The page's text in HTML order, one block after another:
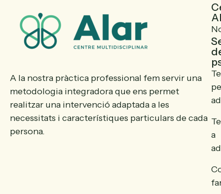
A la nostra pràctica professional fem servir una
metodologia integradora que ens permet
realitzar una intervenció adaptada a les
necessitats i característiques particulars de cada
persona.
a